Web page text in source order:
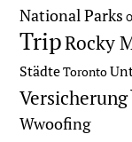
National Parks
TripRocky
StädteToronto
Versicherung
Wwoofing